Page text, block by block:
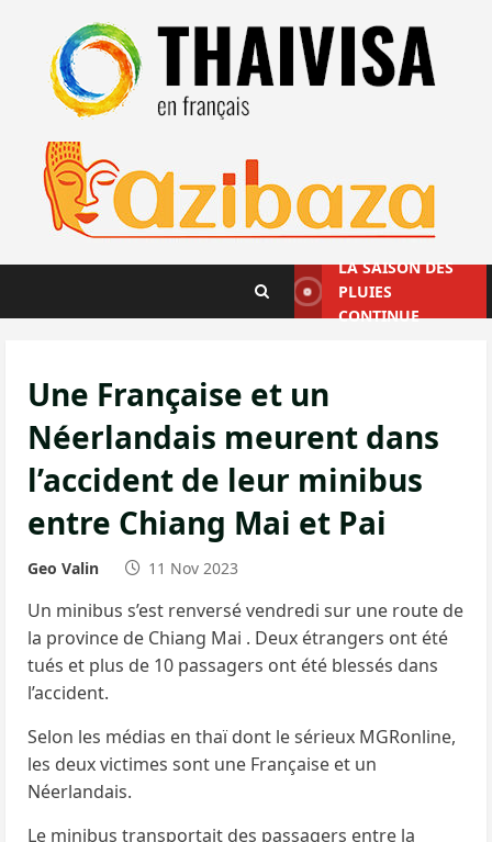
contenu
LA SAISON DES
PLUIES
CONTINUE
Une Française et un
Néerlandais meurent dans
l’accident de leur minibus
entre Chiang Mai et Pai
Geo Valin 11 Nov 2023
Un minibus s’est renversé vendredi sur une route de
la province de Chiang Mai . Deux étrangers ont été
tués et plus de 10 passagers ont été blessés dans
l’accident.
Selon les médias en thaï dont le sérieux MGRonline,
les deux victimes sont une Française et un
Néerlandais.
Le minibus transportait des passagers entre la